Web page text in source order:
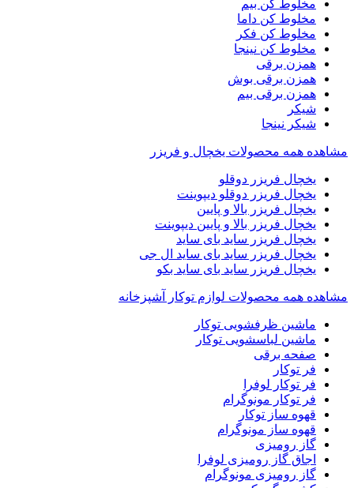
مخلوط کن بیم
مخلوط کن داما
مخلوط کن فکر
مخلوط کن نینجا
همزن برقی
همزن برقی بوش
همزن برقی بیم
شیکر
شیکر نینجا
مشاهده همه محصولات یخچال و فریزر
یخچال فریزر دوقلو
یخچال فریزر دوقلو دیپوینت
یخچال فریزر بالا و پایین
یخچال فریزر بالا و پایین دیپوینت
یخچال فریزر ساید بای ساید
یخچال فریزر ساید بای ساید ال جی
یخچال فریزر ساید بای ساید بکو
مشاهده همه محصولات لوازم توکار آشپزخانه
ماشین ظرفشویی توکار
ماشین لباسشویی توکار
صفحه برقی
فر توکار
فر توکار لوفرا
فر توکار مونوگرام
قهوه ساز توکار
قهوه ساز مونوگرام
گاز رومیزی
اجاق گاز رومیزی لوفرا
گاز رومیزی مونوگرام